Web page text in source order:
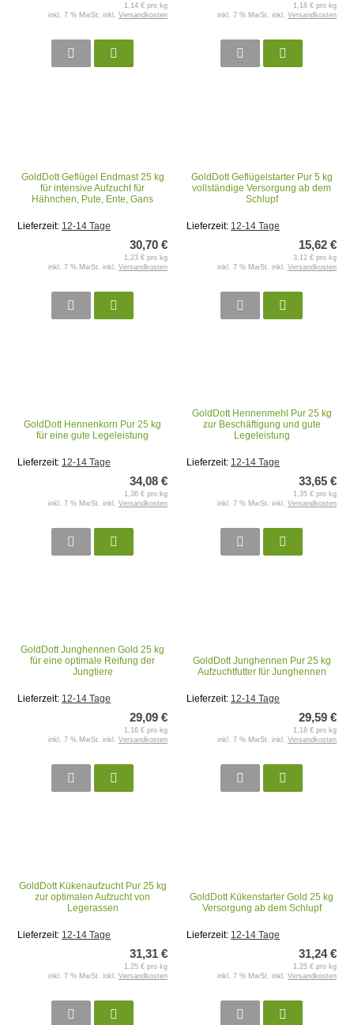
1,14 € pro kg
inkl. 7 % MwSt. inkl. Versandkosten
1,18 € pro kg
inkl. 7 % MwSt. inkl. Versandkosten
GoldDott Geflügel Endmast 25 kg
für intensive Aufzucht für
Hähnchen, Pute, Ente, Gans
Lieferzeit: 12-14 Tage
30,70 €
1,23 € pro kg
inkl. 7 % MwSt. inkl. Versandkosten
GoldDott Geflügelstarter Pur 5 kg
vollständige Versorgung ab dem
Schlupf
Lieferzeit: 12-14 Tage
15,62 €
3,12 € pro kg
inkl. 7 % MwSt. inkl. Versandkosten
GoldDott Hennenkorn Pur 25 kg
für eine gute Legeleistung
Lieferzeit: 12-14 Tage
34,08 €
1,36 € pro kg
inkl. 7 % MwSt. inkl. Versandkosten
GoldDott Hennenmehl Pur 25 kg
zur Beschäftigung und gute
Legeleistung
Lieferzeit: 12-14 Tage
33,65 €
1,35 € pro kg
inkl. 7 % MwSt. inkl. Versandkosten
GoldDott Junghennen Gold 25 kg
für eine optimale Reifung der
Jungtiere
Lieferzeit: 12-14 Tage
29,09 €
1,16 € pro kg
inkl. 7 % MwSt. inkl. Versandkosten
GoldDott Junghennen Pur 25 kg
Aufzuchtfutter für Junghennen
Lieferzeit: 12-14 Tage
29,59 €
1,18 € pro kg
inkl. 7 % MwSt. inkl. Versandkosten
GoldDott Kükenaufzucht Pur 25 kg
zur optimalen Aufzucht von
Legerassen
Lieferzeit: 12-14 Tage
31,31 €
1,25 € pro kg
inkl. 7 % MwSt. inkl. Versandkosten
GoldDott Kükenstarter Gold 25 kg
Versorgung ab dem Schlupf
Lieferzeit: 12-14 Tage
31,24 €
1,25 € pro kg
inkl. 7 % MwSt. inkl. Versandkosten